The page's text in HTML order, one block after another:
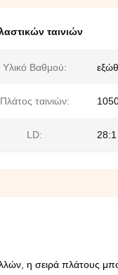
ταινιών
Υλικό Βαθμού:
Πλάτος ταινιών:
LD: 28:1
η σειρά πλάτους